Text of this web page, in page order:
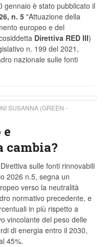
gennaio è stato pubblicato il
n. 5"Attuazione della
europeo e del
Direttiva RED III)
n. 199 del 2021,
nazionale sulle fonti
SUSANNA (GREEN -
cambia?
sulle fonti rinnovabili
2026 n.5, segna un
verso la neutralità
normativo precedente, e
in più rispetto a
vincolante del peso delle
di energia entro il 2030,
45%.